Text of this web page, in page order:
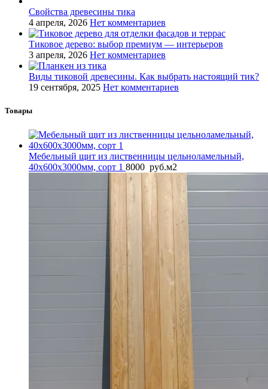
Свойства древесины тика
4 апреля, 2026 Нет комментариев
Тиковое дерево: выбор премиум — интерьеров
3 апреля, 2026 Нет комментариев
Виды тиковой древесины. Как выбрать настоящий тик?
19 сентября, 2025 Нет комментариев
Товары
Мебельный щит из лиственницы цельноламельный,
40x600x3000мм, сорт 1 8000 руб.м2